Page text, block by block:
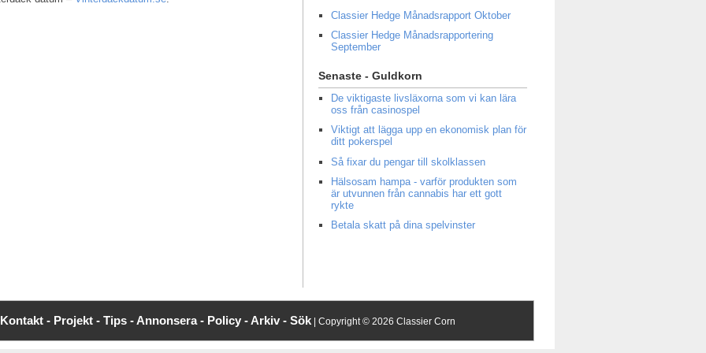
Classier Hedge Månadsrapport Oktober
Classier Hedge Månadsrapportering
September
Senaste - Guldkorn
De viktigaste livsläxorna som vi kan lära
oss från casinospel
Viktigt att lägga upp en ekonomisk plan för
ditt pokerspel
Så fixar du pengar till skolklassen
Hälsosam hampa - varför produkten som
är utvunnen från cannabis har ett gott
rykte
Betala skatt på dina spelvinster
Kontakt - Projekt - Tips -Annonsera - Policy -Arkiv - Sök | Copyright © 2026 Classier Corn